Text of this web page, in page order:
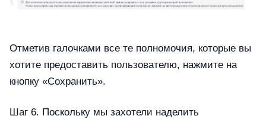
Отметив галочками все те полномочия, которые вы
хотите предоставить пользователю, нажмите на
кнопку «Сохранить».
Шаг 6. Поскольку мы захотели наделить